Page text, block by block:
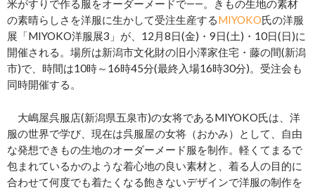
米がすりで作る服をオーダーメードで――。きもの生地の素材
の素晴らしさを洋服に生かして受注生産するMIYOKO氏の洋服
展「MIYOKO洋服展3」が、12月8日(金)・9日(土)・10日(日)に
開催される。場所は新潟市文化財の旧小澤家住宅・藤の間(新潟
市)で、時間は10時～16時45分(最終入場16時30分)。受注会も
同時開催する。
大嶋屋呉服店(新潟県五泉市)の女将であるMIYOKO氏は、洋
服の世界で学び、現在は呉服屋の女将（おかみ）として、自由
な発想できもの生地のオーダーメード服を制作。軽くてまるで
包まれているかのような着心地の良い素材と、着る人の目的に
合わせて何度でも着たくなる飽きないデザインで洋服の制作を